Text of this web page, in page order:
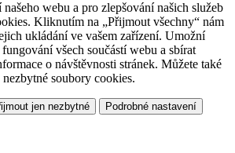
webu a pro zlepšování našich služeb
Kliknutím na „Přijmout všechny“ nám
ukládání ve vašem zařízení. Umožní
všech součástí webu a sbírat
o návštěvnosti stránek. Můžete také
soubory cookies.
jen nezbytné Podrobné nastavení